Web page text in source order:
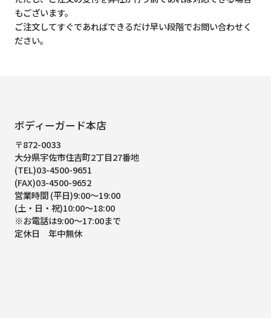
もございます。
ご注文してすぐであればできるだけ早い段階でお問い合わせく
ださい。
ボディーガード本店
〒872-0033
大分県宇佐市住吉町2丁目27番地
(TEL)03-4500-9651
(FAX)03-4500-9652
営業時間 (平日)9:00～19:00
(土・日・祝)10:00～18:00
※お電話は9:00～17:00まで
定休日 年中無休